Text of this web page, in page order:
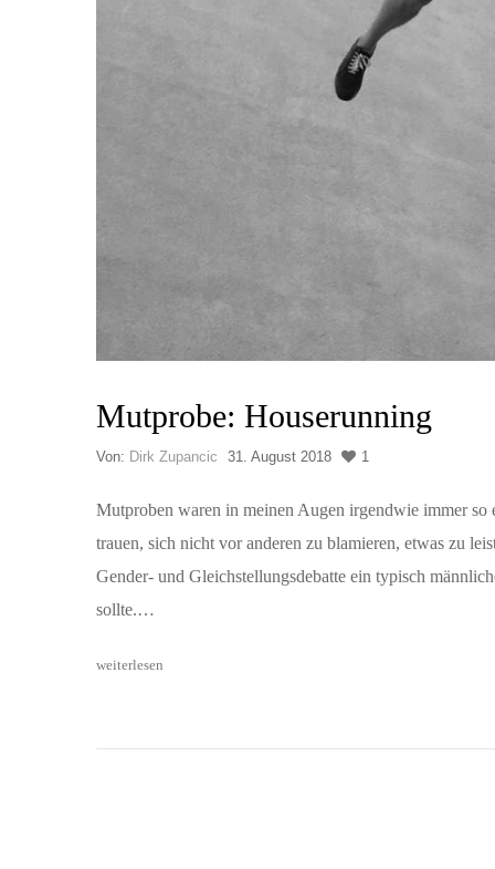
Mutprobe: Houserunning
Von: Dirk Zupancic 31. August 2018 1
Mutproben waren in meinen Augen irgendwie immer so
trauen, sich nicht vor anderen zu blamieren, etwas zu
Gender- und Gleichstellungsdebatte ein typisch
sollte.…
weiterlesen